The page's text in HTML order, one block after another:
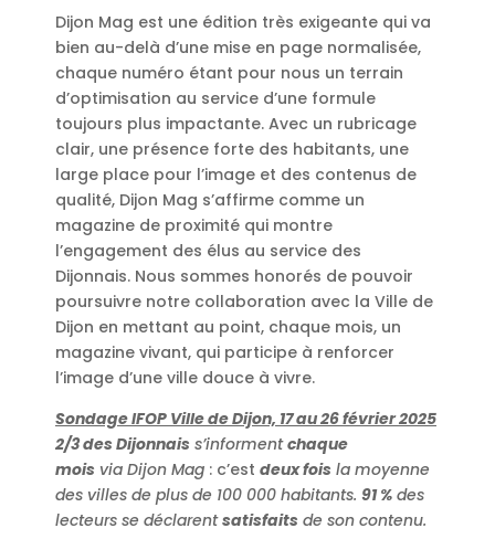
Dijon Mag est une édition très exigeante qui va
bien au-delà d’une mise en page normalisée,
chaque numéro étant pour nous un terrain
d’optimisation au service d’une formule
toujours plus impactante. Avec un rubricage
clair, une présence forte des habitants, une
large place pour l’image et des contenus de
qualité, Dijon Mag s’affirme comme un
magazine de proximité qui montre
l’engagement des élus au service des
Dijonnais. Nous sommes honorés de pouvoir
poursuivre notre collaboration avec la Ville de
Dijon en mettant au point, chaque mois, un
magazine vivant, qui participe à renforcer
l’image d’une ville douce à vivre.
Sondage IFOP Ville de Dijon, 17 au 26 février 2025
2/3 des Dijonnais s’informent chaque
mois via Dijon Mag : c’est deux fois la moyenne
des villes de plus de 100 000 habitants. 91 % des
lecteurs se déclarent satisfaits de son contenu.